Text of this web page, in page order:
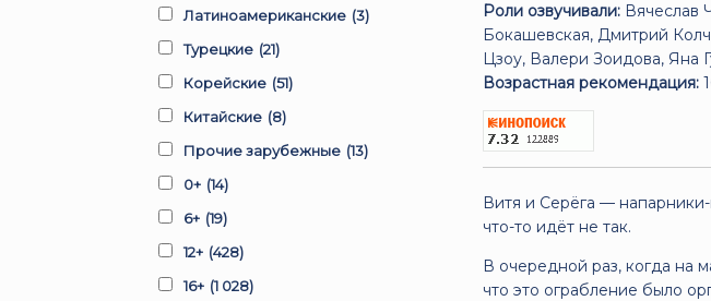
Роли озвучивали: Вячеслав
Бокашевская, Дмитрий
Цзоу, Валери Зоидова, Яна
Возрастная рекомендация:
Витя и Серёга —
что-то идёт не так.
В очередной раз, когда на
что это ограбление было
Латиноамериканские (3)
Турецкие (21)
Корейские (51)
Китайские (8)
Прочие зарубежные (13)
0+ (14)
6+ (19)
12+ (428)
16+ (1 028)